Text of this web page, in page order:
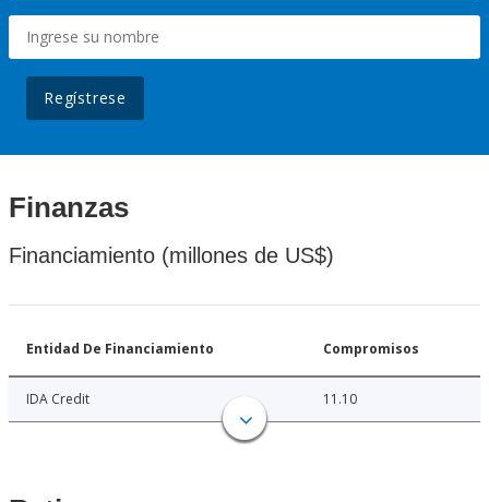
Regístrese
Finanzas
Financiamiento (millones de US$)
Entidad De Financiamiento Compromisos
IDA Credit 11.10